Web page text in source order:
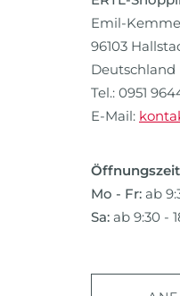
Emil-
96103
Deutschland
Tel.: 0951
E-Mail:
Mo - Fr: ab
Sa: ab 9:30 -